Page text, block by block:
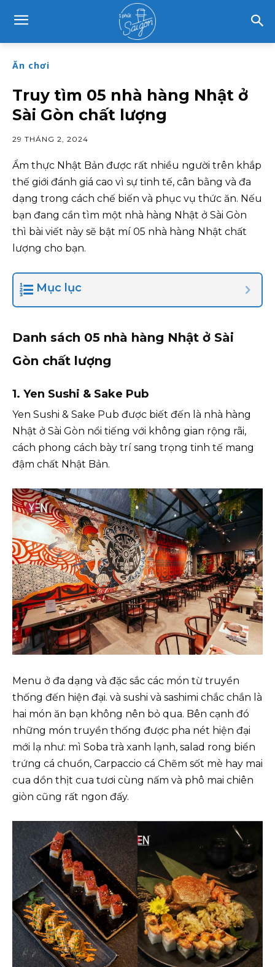
Ăn chơi
Truy tìm 05 nhà hàng Nhật ở
Sài Gòn chất lượng
29 THÁNG 2, 2024
Ẩm thực Nhật Bản được rất nhiều người trên khắp
thế giới đánh giá cao vì sự tinh tế, cân bằng và đa
dạng trong cách chế biến và phục vụ thức ăn. Nếu
bạn đang cần tìm một nhà hàng Nhật ở Sài Gòn
thì bài viết này sẽ bật mí 05 nhà hàng Nhật chất
lượng cho bạn.
Mục lục
Danh sách 05 nhà hàng Nhật ở Sài
Gòn chất lượng
1. Yen Sushi & Sake Pub
Yen Sushi & Sake Pub được biết đến là nhà hàng
Nhật ở Sài Gòn nổi tiếng với không gian rộng rãi,
cách phong cách bày trí sang trọng tinh tế mang
đậm chất Nhật Bản.
Menu ở đa dạng và đặc sắc các món từ truyền
thống đến hiện đại. và sushi và sashimi chắc chắn là
hai món ăn bạn không nên bỏ qua. Bên cạnh đó
những món truyền thống được pha nét hiện đại
mới lạ như: mì Soba trà xanh lạnh, salad rong biển
trứng cá chuồn, Carpaccio cá Chẽm sốt mè hay mai
cua dồn thịt cua tươi cùng nấm và phô mai chiên
giòn cũng rất ngon đấy.